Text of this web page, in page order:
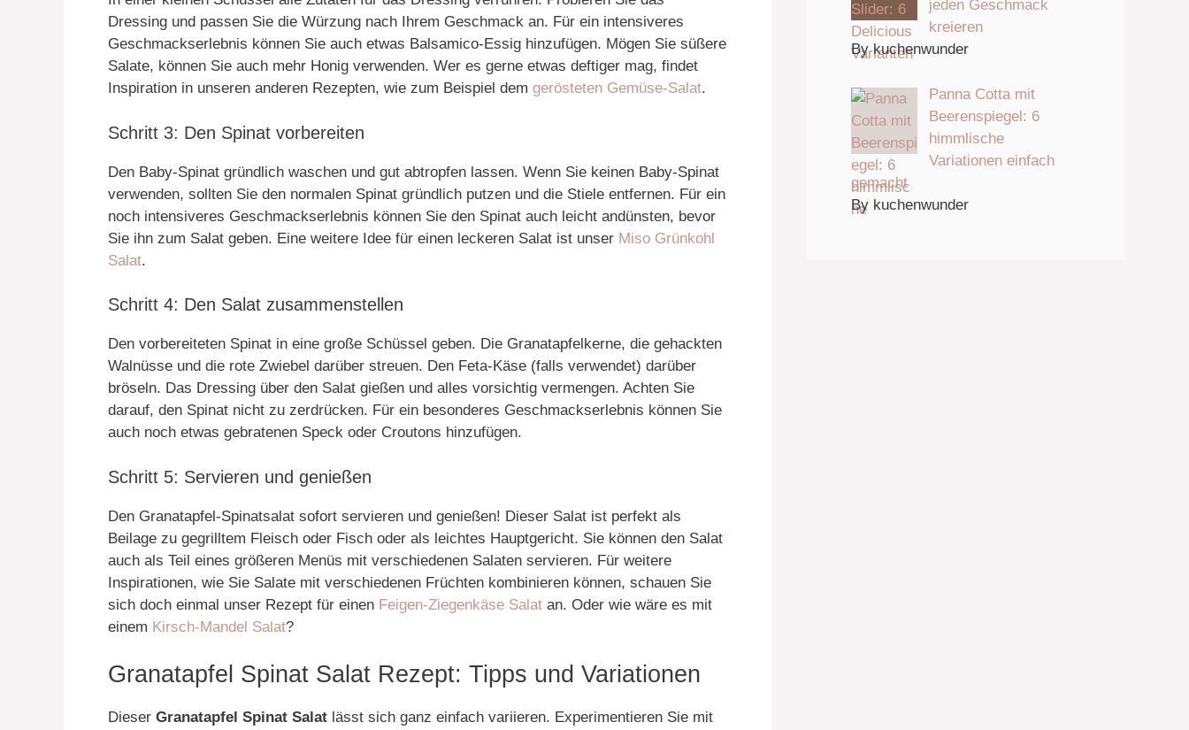
Dressing und passen Sie die Würzung nach Ihrem Geschmack an. Für ein intensiveres
Geschmackserlebnis können Sie auch etwas Balsamico-Essig hinzufügen. Mögen Sie süßere
Salate, können Sie auch mehr Honig verwenden. Wer es gerne etwas deftiger mag, findet
Inspiration in unseren anderen Rezepten, wie zum Beispiel dem gerösteten Gemüse-Salat.
Schritt 3: Den Spinat vorbereiten
Den Baby-Spinat gründlich waschen und gut abtropfen lassen. Wenn Sie keinen Baby-Spinat
verwenden, sollten Sie den normalen Spinat gründlich putzen und die Stiele entfernen. Für ein
noch intensiveres Geschmackserlebnis können Sie den Spinat auch leicht andünsten, bevor
Sie ihn zum Salat geben. Eine weitere Idee für einen leckeren Salat ist unser Miso Grünkohl
Salat.
Schritt 4: Den Salat zusammenstellen
Den vorbereiteten Spinat in eine große Schüssel geben. Die Granatapfelkerne, die gehackten
Walnüsse und die rote Zwiebel darüber streuen. Den Feta-Käse (falls verwendet) darüber
bröseln. Das Dressing über den Salat gießen und alles vorsichtig vermengen. Achten Sie
darauf, den Spinat nicht zu zerdrücken. Für ein besonderes Geschmackserlebnis können Sie
auch noch etwas gebratenen Speck oder Croutons hinzufügen.
Schritt 5: Servieren und genießen
Den Granatapfel-Spinatsalat sofort servieren und genießen! Dieser Salat ist perfekt als
Beilage zu gegrilltem Fleisch oder Fisch oder als leichtes Hauptgericht. Sie können den Salat
auch als Teil eines größeren Menüs mit verschiedenen Salaten servieren. Für weitere
Inspirationen, wie Sie Salate mit verschiedenen Früchten kombinieren können, schauen Sie
sich doch einmal unser Rezept für einen Feigen-Ziegenkäse Salat an. Oder wie wäre es mit
einem Kirsch-Mandel Salat?
Granatapfel Spinat Salat Rezept: Tipps und Variationen
Dieser Granatapfel Spinat Salat lässt sich ganz einfach variieren. Experimentieren Sie mit
jeden Geschmack
kreieren
By kuchenwunder
Panna Cotta mit
Beerenspiegel: 6
himmlische
Variationen einfach
gemacht
By kuchenwunder